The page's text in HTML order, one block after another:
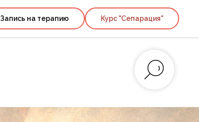
Запись на терапию Курс "Сепарация"